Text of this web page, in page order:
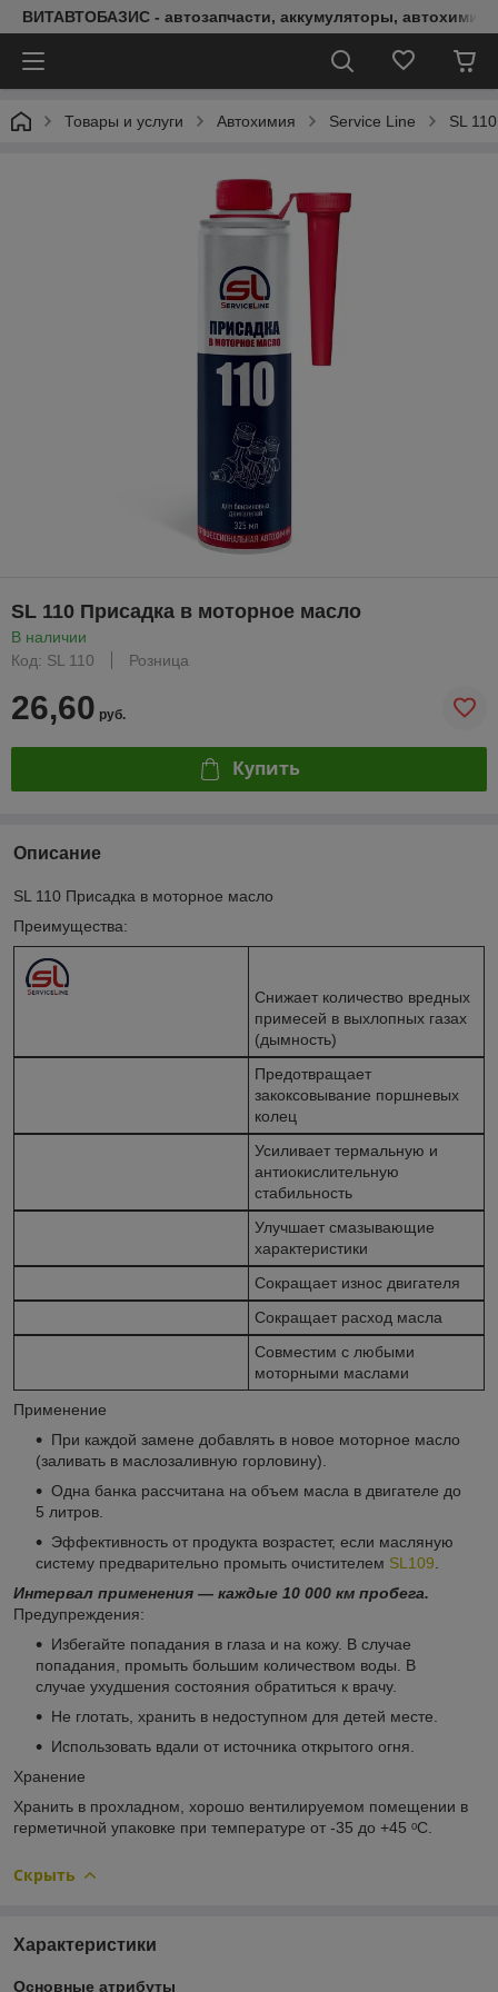
ВИТАВТОБАЗИС - автозапчасти, аккумуляторы, автохимия,
Товары и услуги Автохимия Service Line SL
SL 110 Присадка в моторное масло
В наличии
Код: SL 110
Розница
26,60 руб.
Купить
Описание
SL 110 Присадка в моторное масло
Преимущества:
Снижает количество вредных
примесей в выхлопных газах
(дымность)
Предотвращает
закоксовывание поршневых
колец
Усиливает термальную и
антиокислительную
стабильность
Улучшает смазывающие
характеристики
Сокращает износ двигателя
Сокращает расход масла
Совместим с любыми
моторными маслами
Применение
При каждой замене добавлять в новое моторное масло
(заливать в маслозаливную горловину).
Одна банка рассчитана на объем масла в двигателе до
5 литров.
Эффективность от продукта возрастет, если масляную
систему предварительно промыть очистителем SL109
Интервал применения — каждые 10 000 км пробега.
Предупреждения:
Избегайте попадания в глаза и на кожу. В случае
попадания, промыть большим количеством воды. В
случае ухудшения состояния обратиться к врачу.
Не глотать, хранить в недоступном для детей месте.
Использовать вдали от источника открытого огня.
Хранение
Хранить в прохладном, хорошо вентилируемом помещении в
герметичной упаковке при температуре от -35 до +45 ᵒC.
Скрыть
Характеристики
Основные атрибуты